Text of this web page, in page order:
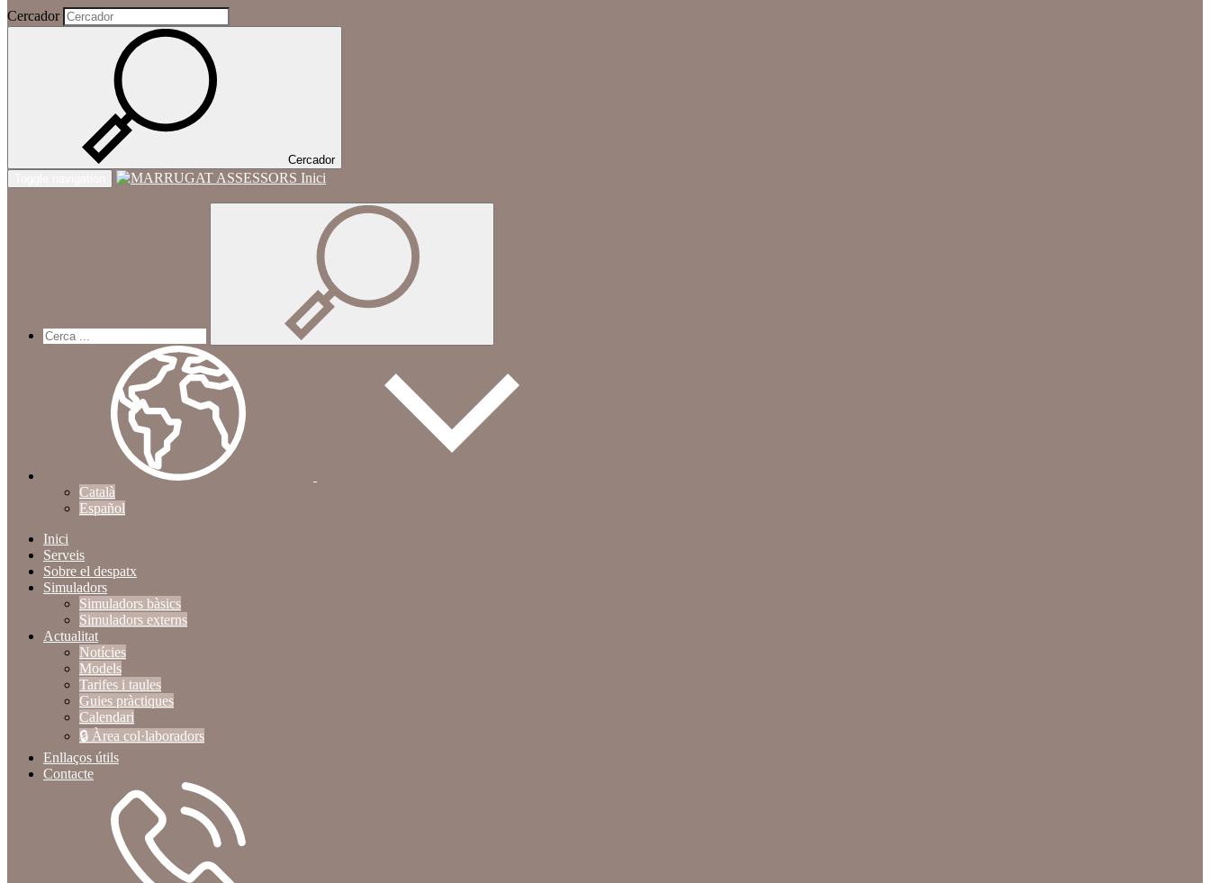
Cercador
Cercador
Inici
Català
Español
Inici
Serveis
Sobre el despatx
Simuladors
Simuladors bàsics
Simuladors externs
Actualitat
Notícies
Models
Tarifes i taules
Guies pràctiques
Calendari
🔒 Àrea col·laboradors
Enllaços útils
Contacte